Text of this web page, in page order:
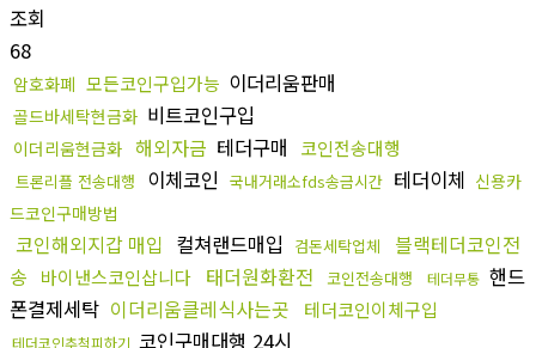
조회
68
암호화폐 모든코인구입가능 이더리움판매
골드바세탁현금화 비트코인구입
이더리움현금화 해외자금 테더구매 코인전송대행
트론리플 전송대행 이체코인 국내거래소fds송금시간 테더이체 신용카
드코인구매방법
코인해외지갑 매입 컬쳐랜드매입 검돈세탁업체
블랙테더코인전
송
바이낸스코인삽니다 태더원화환전 코인전송대행 테더무통 핸드
폰결제세탁 이더리움클레식사는곳 테더코인이체구입
테더코인추척피하기 코인구매대행 24시